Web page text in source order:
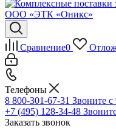
Сравнение0
Телефоны
8 800-301-67-31 Звоните с
+7 (495) 128-34-48
Заказать звонок